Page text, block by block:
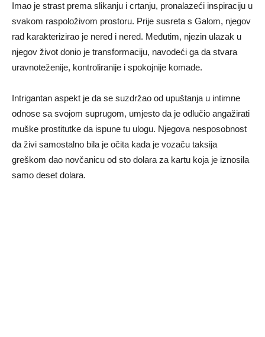
Imao je strast prema slikanju i crtanju, pronalazeći inspiraciju u
svakom raspoloživom prostoru. Prije susreta s Galom, njegov
rad karakterizirao je nered i nered. Međutim, njezin ulazak u
njegov život donio je transformaciju, navodeći ga da stvara
uravnoteženije, kontroliranije i spokojnije komade.
Intrigantan aspekt je da se suzdržao od upuštanja u intimne
odnose sa svojom suprugom, umjesto da je odlučio angažirati
muške prostitutke da ispune tu ulogu. Njegova nesposobnost
da živi samostalno bila je očita kada je vozaču taksija
greškom dao novčanicu od sto dolara za kartu koja je iznosila
samo deset dolara.